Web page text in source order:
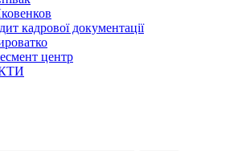
кадрової документації
центр